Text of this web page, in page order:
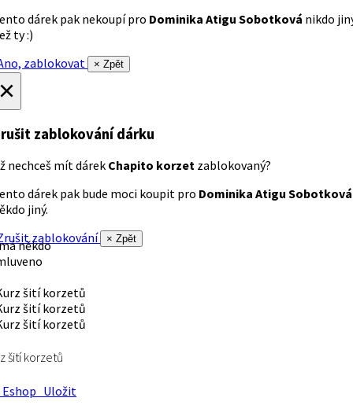
dárek pak nekoupí pro Dominika Atigu Sobotková nikdo
ty :)
zablokovat
× Zpět
zablokování dárku
nechceš mít dárek Chapito korzet zablokovaný?
dárek pak bude moci koupit pro Dominika Atigu Sobotková
jiný.
zablokování
× Zpět
někdo
šití korzetů
Uložit